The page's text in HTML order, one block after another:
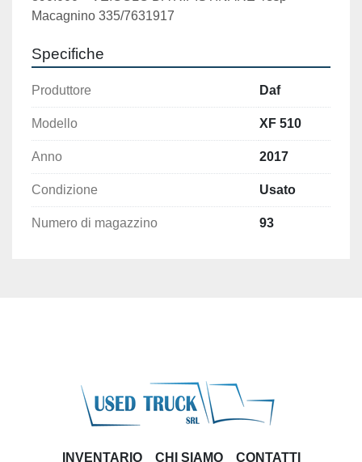
Macagnino 335/7631917
Specifiche
Produttore Daf
Modello XF 510
Anno 2017
Condizione Usato
Numero di magazzino 93
INVENTARIO CHI SIAMO CONTATTI